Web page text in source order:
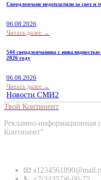
Свердловчане недоплатили за свет и
06.08.2026
Читать далее →
544 свердловчанина с
2026 году
06.08.2026
Читать далее →
Новости СМИ2
Твой Континент
Рекламно-информационная
Континент"
📧